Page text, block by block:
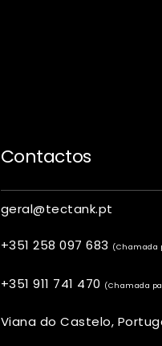
Contactos
geral@tectank.pt
+351 258 097 683 (Chamada
+351 911 741 470 (Chamada
Viana do Castelo,